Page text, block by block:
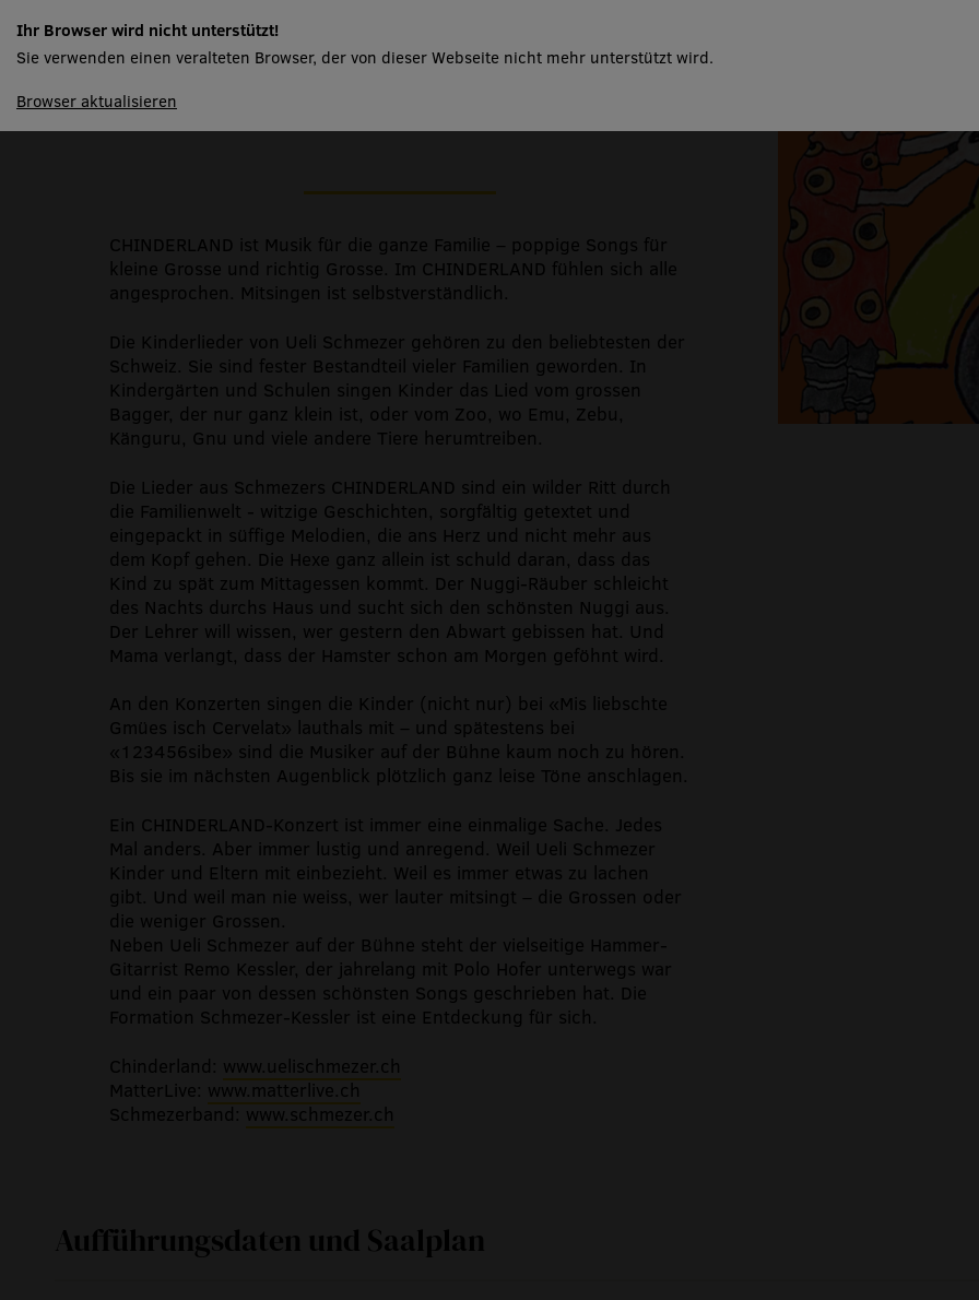
spielplan
Mis liebscht Gmües isch
Cervelat
CHINDERLAND ist Musik für die ganze Familie – poppige Songs für
kleine Grosse und richtig Grosse. Im CHINDERLAND fühlen sich alle
angesprochen. Mitsingen ist selbstverständlich.
Die Kinderlieder von Ueli Schmezer gehören zu den beliebtesten der
Schweiz. Sie sind fester Bestandteil vieler Familien geworden. In
Kindergärten und Schulen singen Kinder das Lied vom grossen
Bagger, der nur ganz klein ist, oder vom Zoo, wo Emu, Zebu,
Känguru, Gnu und viele andere Tiere herumtreiben.
Die Lieder aus Schmezers CHINDERLAND sind ein wilder Ritt durch
die Familienwelt - witzige Geschichten, sorgfältig getextet und
eingepackt in süffige Melodien, die ans Herz und nicht mehr aus
dem Kopf gehen. Die Hexe ganz allein ist schuld daran, dass das
Kind zu spät zum Mittagessen kommt. Der Nuggi-Räuber schleicht
des Nachts durchs Haus und sucht sich den schönsten Nuggi aus.
Der Lehrer will wissen, wer gestern den Abwart gebissen hat. Und
Mama verlangt, dass der Hamster schon am Morgen geföhnt wird.
An den Konzerten singen die Kinder (nicht nur) bei «Mis liebschte
Gmües isch Cervelat» lauthals mit – und spätestens bei
«123456sibe» sind die Musiker auf der Bühne kaum noch zu hören.
Bis sie im nächsten Augenblick plötzlich ganz leise Töne anschlagen.
Ein CHINDERLAND-Konzert ist immer eine einmalige Sache. Jedes
Mal anders. Aber immer lustig und anregend. Weil Ueli Schmezer
Kinder und Eltern mit einbezieht. Weil es immer etwas zu lachen
gibt. Und weil man nie weiss, wer lauter mitsingt – die Grossen oder
die weniger Grossen.
Neben Ueli Schmezer auf der Bühne steht der vielseitige Hammer-
Gitarrist Remo Kessler, der jahrelang mit Polo Hofer unterwegs war
und ein paar von dessen schönsten Songs geschrieben hat. Die
Formation Schmezer-Kessler ist eine Entdeckung für sich.
Chinderland: www.uelischmezer.ch
MatterLive: www.matterlive.ch
Schmezerband: www.schmezer.ch
Aufführungsdaten und Saalplan
Ihr Browser wird nicht unterstützt!
Sie verwenden einen veralteten Browser, der von dieser Webseite nicht mehr unterstützt wird.
Browser aktualisieren